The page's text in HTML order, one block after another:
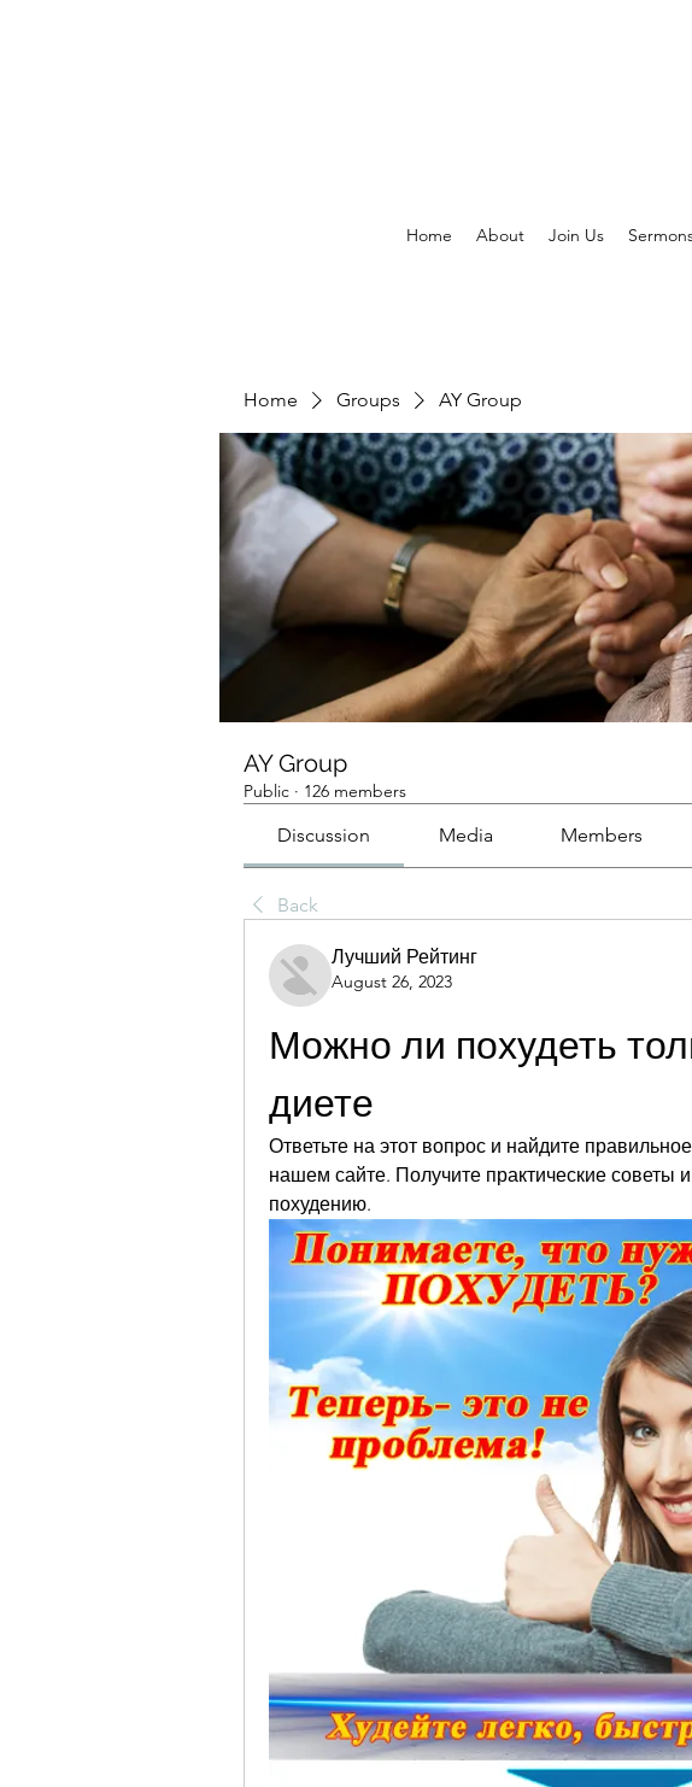
Home About Join Us
Home Groups AY Group
AY Group
Public · 126 members
Discussion Media Members
Back
Лучший Рейтинг
August 26, 2023
Можно ли похудеть
диете
Ответьте на этот вопрос и найдите
нашем сайте. Получите практические советы
похудению.